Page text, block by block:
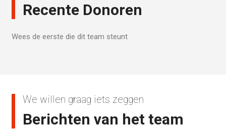
Recente Donoren
Wees de eerste die dit team steunt
We willen graag iets zeggen
Berichten van het team